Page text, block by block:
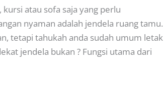
atau sofa saja yang perlu
nyaman adalah jendela ruang tamu.
tetapi tahukah anda sudah umum letak
jendela bukan ? Fungsi utama dari